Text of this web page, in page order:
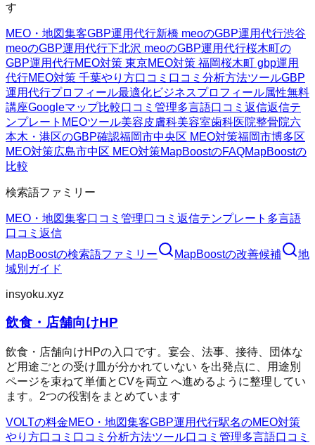
す
MEO・地図集客GBP運用代行新橋 meoのGBP運用代行渋谷
meoのGBP運用代行下北沢 meoのGBP運用代行桜木町の
GBP運用代行MEO対策 東京MEO対策 福岡桜木町 gbp運用
代行MEO対策 千葉やり方口コミ 口コミ分析方法ツールGBP
運用代行プロフィール最適化ビジネスプロフィール属性無料
講座Googleマップ比較口コミ管理多言語口コミ返信返信テ
ンプレート MEOツール美容皮膚科美容室歯科医院整骨院六
本木・港区のGBP確認福岡市中央区 MEO対策福岡市博多区
MEO対策広島市中区 MEO対策MapBoostのFAQMapBoostの
比較
検索語ファミリー
MEO・地図集客口コミ管理口コミ返信テンプレート 多言語
口コミ返信
MapBoostの検索語ファミリー MapBoostの改善候補
地
域別ガイド
insyoku.xyz
飲食・店舗向けHP
飲食・店舗向けHPの入口です。宴会、法事、接待、団体な
ど用途ごとの受け皿が分かれていない を出発点に、用途別
ページを束ねて単価とCVを両立 へ進めるように整理してい
ます。2つの役割をまとめています
VOLTの料金MEO・地図集客GBP運用代行駅名のMEO対策
やり方口コミ 口コミ分析方法ツール口コミ管理多言語口コミ